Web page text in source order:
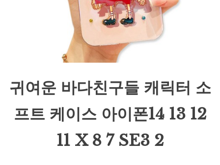
귀여운 바다친구들 캐릭터 소
프트 케이스 아이폰14 13 12
11 X 8 7 SE3 2